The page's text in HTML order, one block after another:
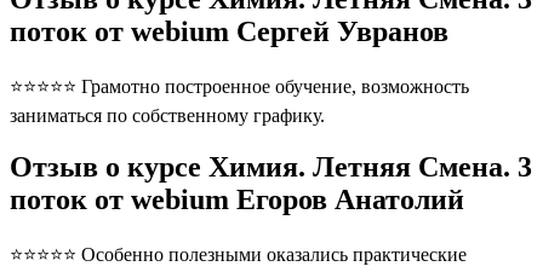
поток от webium Сергей Увранов
⭐⭐⭐⭐⭐ Грамотно построенное обучение, возможность
заниматься по собственному графику.
Отзыв о курсе Химия. Летняя Смена. 3
поток от webium Егоров Анатолий
⭐⭐⭐⭐⭐ Особенно полезными оказались практические